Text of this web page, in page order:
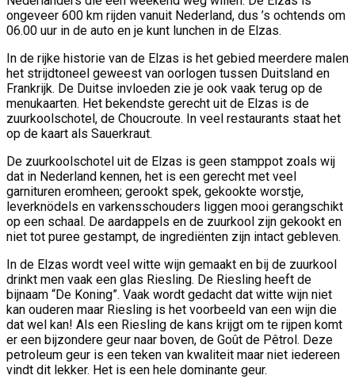
ongeveer 600 km rijden vanuit Nederland, dus ’s ochtends om
06.00 uur in de auto en je kunt lunchen in de Elzas.
In de rijke historie van de Elzas is het gebied meerdere malen
het strijdtoneel geweest van oorlogen tussen Duitsland en
Frankrijk. De Duitse invloeden zie je ook vaak terug op de
menukaarten. Het bekendste gerecht uit de Elzas is de
zuurkoolschotel, de Choucroute. In veel restaurants staat het
op de kaart als Sauerkraut.
De zuurkoolschotel uit de Elzas is geen stamppot zoals wij
dat in Nederland kennen, het is een gerecht met veel
garnituren eromheen; gerookt spek, gekookte worstje,
leverknödels en varkensschouders liggen mooi gerangschikt
op een schaal. De aardappels en de zuurkool zijn gekookt en
niet tot puree gestampt, de ingrediënten zijn intact gebleven.
In de Elzas wordt veel witte wijn gemaakt en bij de zuurkool
drinkt men vaak een glas Riesling. De Riesling heeft de
bijnaam “De Koning”. Vaak wordt gedacht dat witte wijn niet
kan ouderen maar Riesling is het voorbeeld van een wijn die
dat wel kan! Als een Riesling de kans krijgt om te rijpen komt
er een bijzondere geur naar boven, de Goût de Pêtrol. Deze
petroleum geur is een teken van kwaliteit maar niet iedereen
vindt dit lekker. Het is een hele dominante geur.